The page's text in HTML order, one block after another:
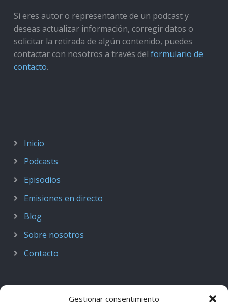
Gestionar consentimiento
Si eres autor o representante de un podcast y
deseas actualizar información, corregir datos o
solicitar la retirada de algún contenido, puedes
contactar con nosotros a través del formulario de
contacto.
Inicio
Podcasts
Episodios
Emisiones en directo
Blog
Sobre nosotros
Contacto